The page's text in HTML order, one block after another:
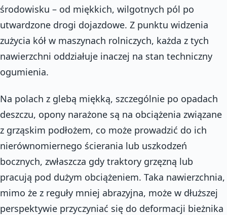
środowisku – od miękkich, wilgotnych pól po
utwardzone drogi dojazdowe. Z punktu widzenia
zużycia kół w maszynach rolniczych, każda z tych
nawierzchni oddziałuje inaczej na stan techniczny
ogumienia.
Na polach z glebą miękką, szczególnie po opadach
deszczu, opony narażone są na obciążenia związane
z grząskim podłożem, co może prowadzić do ich
nierównomiernego ścierania lub uszkodzeń
bocznych, zwłaszcza gdy traktory grzęzną lub
pracują pod dużym obciążeniem. Taka nawierzchnia,
mimo że z reguły mniej abrazyjna, może w dłuższej
perspektywie przyczyniać się do deformacji bieżnika